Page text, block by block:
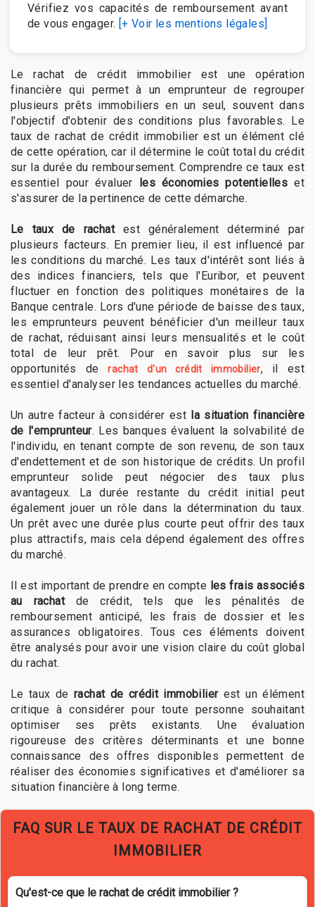
Vérifiez vos capacités de remboursement avant
de vous engager. [+ Voir les mentions légales]
Le rachat de crédit immobilier est une opération
financière qui permet à un emprunteur de regrouper
plusieurs prêts immobiliers en un seul, souvent dans
l'objectif d'obtenir des conditions plus favorables. Le
taux de rachat de crédit immobilier est un élément clé
de cette opération, car il détermine le coût total du crédit
sur la durée du remboursement. Comprendre ce taux est
essentiel pour évaluer
les économies potentielles et
s'assurer de la pertinence de cette démarche.
Le taux de rachatest généralement déterminé par
plusieurs facteurs. En premier lieu, il est influencé par
les conditions du marché. Les taux d'intérêt sont liés à
des indices financiers, tels que l'Euribor, et peuvent
fluctuer en fonction des politiques monétaires de la
Banque centrale. Lors d'une période de baisse des taux,
les emprunteurs peuvent bénéficier d'un meilleur taux
de rachat, réduisant ainsi leurs mensualités et le coût
total de leur prêt. Pour en savoir plus sur les
opportunités derachat d'un crédit immobilier, il est
essentiel d'analyser les tendances actuelles du marché.
Un autre facteur à considérer est la situation financière
de l'emprunteur. Les banques évaluent la solvabilité de
l'individu, en tenant compte de son revenu, de son taux
d'endettement et de son historique de crédits. Un profil
emprunteur solide peut négocier des taux plus
avantageux. La durée restante du crédit initial peut
également jouer un rôle dans la détermination du taux.
Un prêt avec une durée plus courte peut offrir des taux
plus attractifs, mais cela dépend également des offres
du marché.
Il est important de prendre en compte les frais associés
au rachatde crédit, tels que les pénalités de
remboursement anticipé, les frais de dossier et les
assurances obligatoires. Tous ces éléments doivent
être analysés pour avoir une vision claire du coût global
du rachat.
Le taux de rachat de crédit immobilierest un élément
critique à considérer pour toute personne souhaitant
optimiser ses prêts existants. Une évaluation
rigoureuse des critères déterminants et une bonne
connaissance des offres disponibles permettent de
réaliser des économies significatives et d'améliorer sa
situation financière à long terme.
FAQ SUR LE TAUX DE RACHAT DE CRÉDIT
IMMOBILIER
Qu'est-ce que le rachat de crédit immobilier ?